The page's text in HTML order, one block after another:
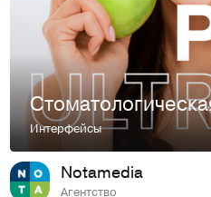
Интерфейсы
Notamedia
Агентство